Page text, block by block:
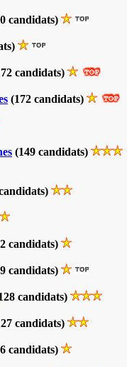
candidats)
candidats)
(172 candidats)
(149 candidats)
candidats)
candidats)
candidats)
candidats)
candidats)